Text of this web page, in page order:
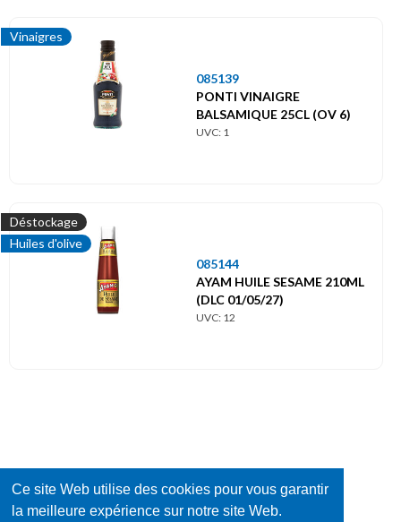
Ce site Web utilise des cookies pour vous garantir
la meilleure expérience sur notre site Web.
Vinaigres
085139
PONTI VINAIGRE
BALSAMIQUE 25CL (OV 6)
UVC: 1
Déstockage
Huiles d'olive
085144
AYAM HUILE SESAME 210ML
(DLC 01/05/27)
UVC: 12